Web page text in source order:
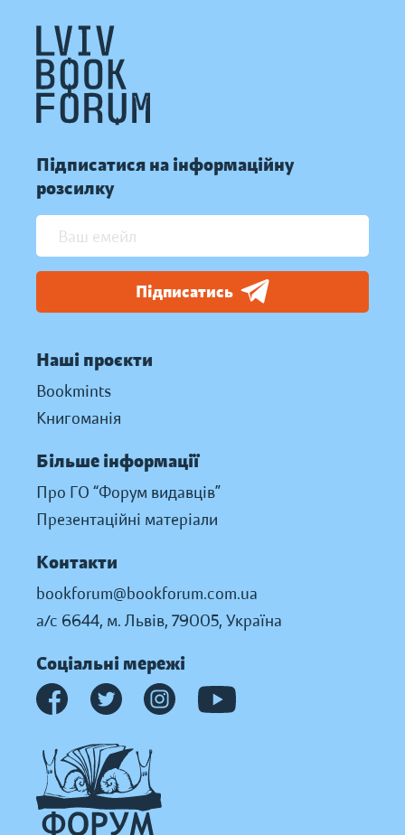
Підписатися на інформаційну
розсилку
Підписатись
Наші проєкти
Bookmints
Книгоманія
Більше інформації
Про ГО “Форум видавців”
Презентаційні матеріали
Контакти
bookforum@bookforum.com.ua
а/с 6644, м. Львів, 79005, Україна
Соціальні мережі